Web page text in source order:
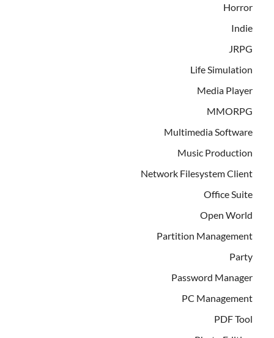
Horror
Indie
JRPG
Life Simulation
Media Player
MMORPG
Multimedia Software
Music Production
Network Filesystem Client
Office Suite
Open World
Partition Management
Party
Password Manager
PC Management
PDF Tool